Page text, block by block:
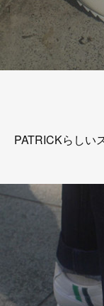
PATRICKらしい